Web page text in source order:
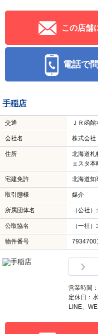
この店舗
電話で
手稲店
交通 ＪＲ函
会社名 株式会
住所
北海道
ェスタ
宅建免許 北海道
取引態様 媒介
所属団体名 （公社
公取協名 （一社
物件番号
営業時間
定休日：
LINE、